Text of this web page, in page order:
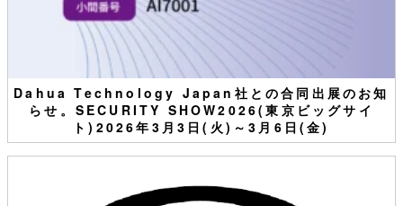
Dahua Technology Japan社との合同出展のお知
らせ。SECURITY SHOW2026(東京ビッグサイ
ト)2026年3月3日(火)～3月6日(金)